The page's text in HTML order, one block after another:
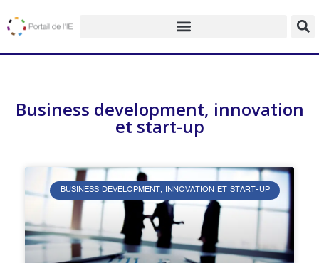
Business development, innovation
et start-up
BUSINESS DEVELOPMENT, INNOVATION ET START-UP